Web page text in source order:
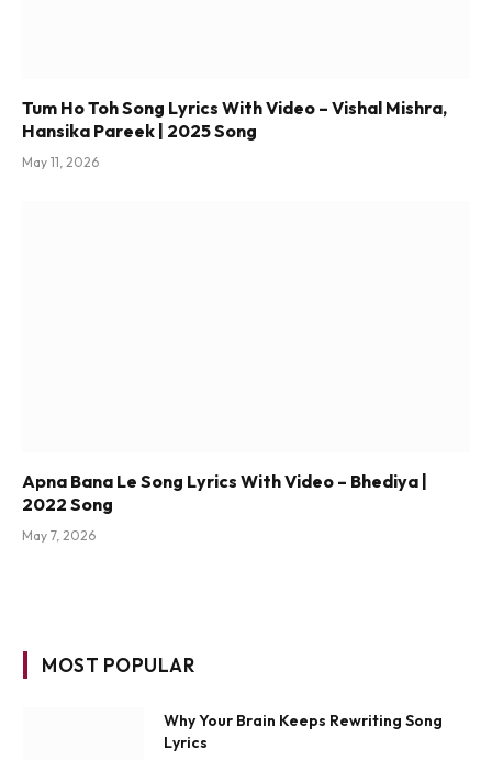
Tum Ho Toh Song Lyrics With Video – Vishal Mishra,
Hansika Pareek | 2025 Song
May 11, 2026
Apna Bana Le Song Lyrics With Video – Bhediya |
2022 Song
May 7, 2026
MOST POPULAR
Why Your Brain Keeps Rewriting Song
Lyrics